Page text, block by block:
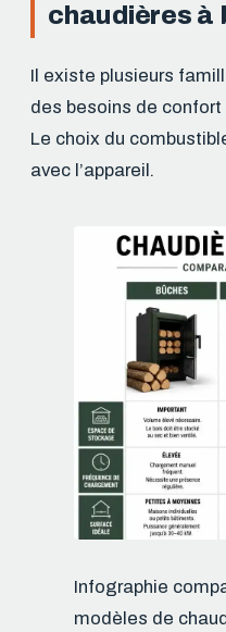
chaudières à
Il existe plusieurs
des besoins de
Le choix du
avec l’appareil.
Infographie
modèles de